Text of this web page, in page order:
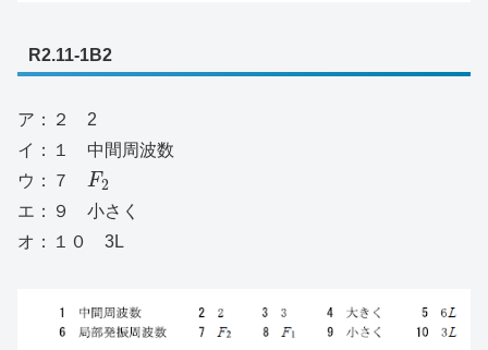
R2.11-1B2
ア：２ 2
イ：１ 中間周波数
ウ：７ F2
エ：９ 小さく
オ：１０ 3L